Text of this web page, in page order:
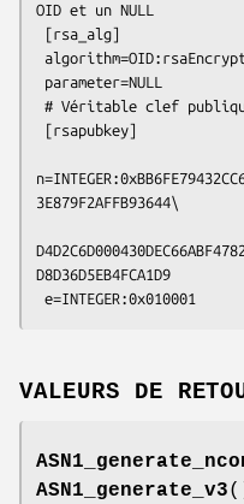
OID et un NULL
3E879F2AFFB93644\
D8D36D5EB4FCA1D9
VALEURS DE
ASN1_generate_v3